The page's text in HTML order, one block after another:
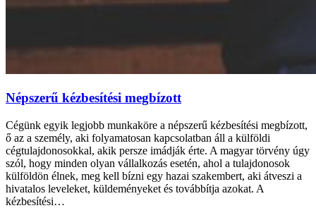
Népszerű kézbesítési megbízott
Cégünk egyik legjobb munkaköre a népszerű kézbesítési megbízott,
ő az a személy, aki folyamatosan kapcsolatban áll a külföldi
cégtulajdonosokkal, akik persze imádják érte. A magyar törvény úgy
szól, hogy minden olyan vállalkozás esetén, ahol a tulajdonosok
külföldön élnek, meg kell bízni egy hazai szakembert, aki átveszi a
hivatalos leveleket, küldeményeket és továbbítja azokat. A
kézbesítési…